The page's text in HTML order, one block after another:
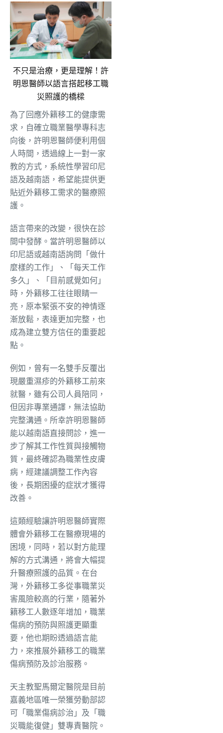
不只是治療，更是理解！許
明恩醫師以語言搭起移工職
災照護的橋樑
為了回應外籍移工的健康需
求，自確立職業醫學專科志
向後，許明恩醫師便利用個
人時間，透過線上一對一家
教的方式，系統性學習印尼
語及越南語，希望能提供更
貼近外籍移工需求的醫療照
護。
語言帶來的改變，很快在診
間中發酵。當許明恩醫師以
印尼語或越南語詢問「做什
麼樣的工作」、「每天工作
多久」、「目前感覺如何」
時，外籍移工往往眼睛一
亮，原本緊張不安的神情逐
漸放鬆，表達更加完整，也
成為建立雙方信任的重要起
點。
例如，曾有一名雙手反覆出
現嚴重濕疹的外籍移工前來
就醫，雖有公司人員陪同，
但因非專業通譯，無法協助
完整溝通。所幸許明恩醫師
能以越南語直接問診，進一
步了解其工作性質與接觸物
質，最終確認為職業性皮膚
病，經建議調整工作內容
後，長期困擾的症狀才獲得
改善。
這類經驗讓許明恩醫師實際
體會外籍移工在醫療現場的
困境，同時，若以對方能理
解的方式溝通，將會大幅提
升醫療照護的品質。在台
灣，外籍移工多從事職業災
害風險較高的行業，隨著外
籍移工人數逐年增加，職業
傷病的預防與照護更顯重
要，他也期盼透過語言能
力，來推展外籍移工的職業
傷病預防及診治服務。
天主教聖馬爾定醫院是目前
嘉義地區唯一榮獲勞動部認
可「職業傷病診治」及「職
災職能復健」雙專責醫院。